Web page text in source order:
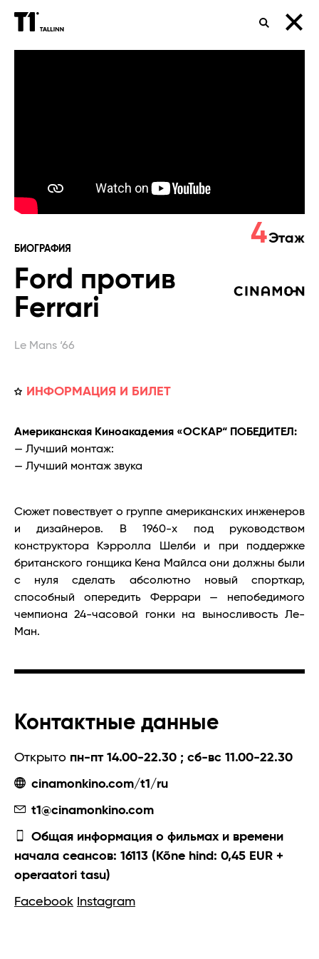
ПОИСК
БИОГРАФИЯ
Ford против
Ferrari
Le Mans ‘66
ИНФОРМАЦИЯ И БИЛЕТ
4Этаж
Американская Киноакадемия «ОСКАР“ ПОБЕДИТЕЛ:
— Лучший монтаж:
— Лучший монтаж звука
Сюжет повествует о группе американских инженеров
и дизайнеров. В 1960-х под руководством
конструктора Кэрролла Шелби и при поддержке
британского гонщика Кена Майлса они должны были
с нуля сделать абсолютно новый спорткар,
способный опередить Феррари — непобедимого
чемпиона 24-часовой гонки на выносливость Ле-
Ман.
Контактные данные
Открыто пн-пт 14.00-22.30 ; сб-вс 11.00-22.30
cinamonkino.com/t1/ru
t1@cinamonkino.com
Общая информация о фильмах и времени
начала сеансов: 16113 (Kõne hind: 0,45 EUR +
operaatori tasu)
Facebook Instagram